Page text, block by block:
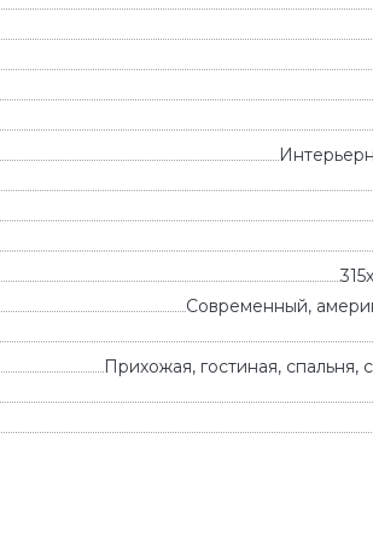
Современный,
Прихожая, гостиная, спальня,